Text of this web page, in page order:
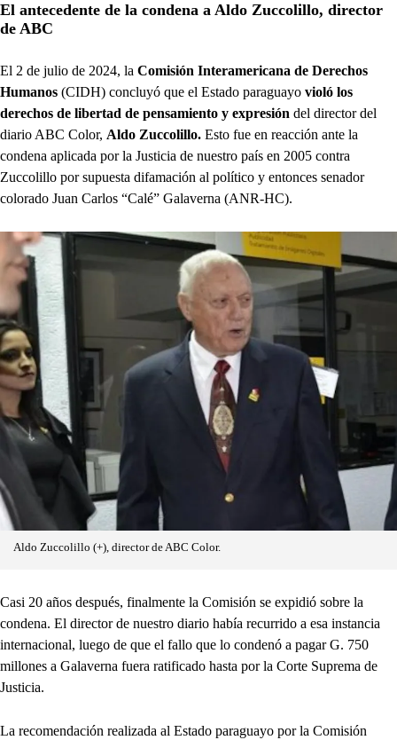
El antecedente de la condena a Aldo Zuccolillo, director
de ABC
El 2 de julio de 2024, la Comisión Interamericana de Derechos
Humanos (CIDH) concluyó que el Estado paraguayo violó los
derechos de libertad de pensamiento y expresión del director del
diario ABC Color, Aldo Zuccolillo. Esto fue en reacción ante la
condena aplicada por la Justicia de nuestro país en 2005 contra
Zuccolillo por supuesta difamación al político y entonces senador
colorado Juan Carlos “Calé” Galaverna (ANR-HC).
Aldo Zuccolillo (+), director de ABC Color.
Casi 20 años después, finalmente la Comisión se expidió sobre la
condena. El director de nuestro diario había recurrido a esa instancia
internacional, luego de que el fallo que lo condenó a pagar G. 750
millones a Galaverna fuera ratificado hasta por la Corte Suprema de
Justicia.
La recomendación realizada al Estado paraguayo por la Comisión